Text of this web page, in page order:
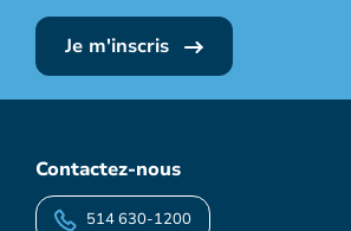
Je m'inscris
Contactez-nous
514 630-1200